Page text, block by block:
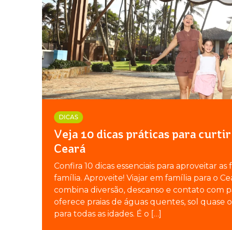
DICAS
Veja 10 dicas práticas para
Ceará
Confira 10 dicas essenciais para aproveitar
família. Aproveite! Viajar em família para o
combina diversão, descanso e contato com
oferece praias de águas quentes, sol quase
para todas as idades. É o […]